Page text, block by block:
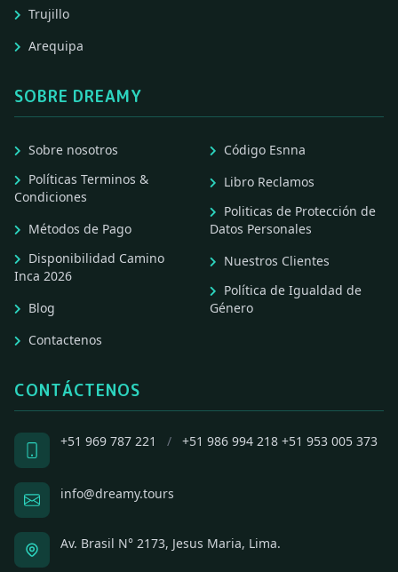
Trujillo
Arequipa
SOBRE DREAMY
Sobre nosotros
Políticas Terminos &
Condiciones
Métodos de Pago
Disponibilidad Camino
Inca 2026
Blog
Contactenos
Código Esnna
Libro Reclamos
Politicas de Protección de
Datos Personales
Nuestros Clientes
Política de Igualdad de
Género
CONTÁCTENOS
+51 969 787 221 / +51 986 994 218 +51 953 005 373
info@dreamy.tours
Av. Brasil N° 2173, Jesus Maria, Lima.